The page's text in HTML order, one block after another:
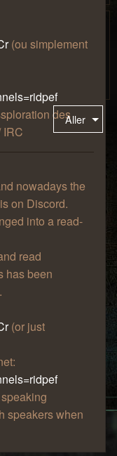
(ou simplement
des
IRC
nowadays the
on Discord.
into a read-
read
has been
(or just
speakers when
Si vous vouler jouer
serveur minecraft,
de votre jeu du
Aller